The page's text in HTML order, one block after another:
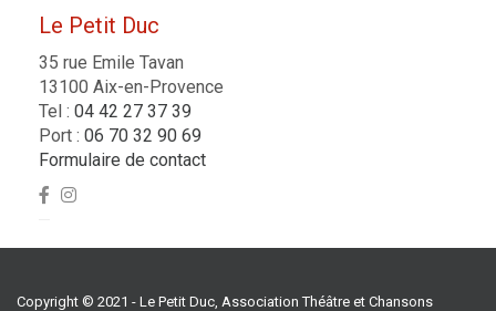
Le Petit Duc
35 rue Emile Tavan
13100 Aix-en-Provence
Tel : 04 42 27 37 39
Port : 06 70 32 90 69
Formulaire de contact
Copyright © 2021 - Le Petit Duc, Association Théâtre et Chansons